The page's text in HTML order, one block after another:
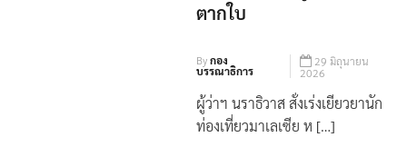
ตากใบ
Byกอง
บรรณาธิการ
29 มิถุนายน
2026
ผู้ว่าฯ นราธิวาส สั่งเร่งเยียวยานัก
ท่องเที่ยวมาเลเซีย ห […]